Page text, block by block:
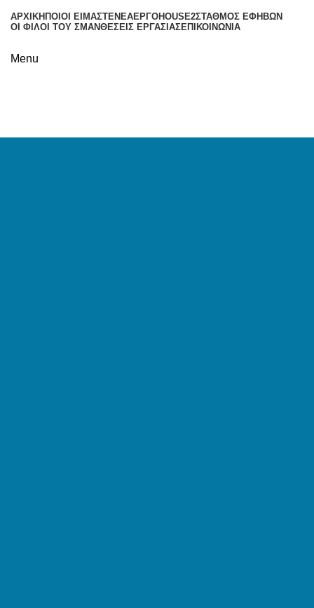
ΑΡΧΙΚΉ ΠΟΙΟΙ ΕΊΜΑΣΤΕΝΈΑΈΡΓΟHOUSE2ΣΤΑΘΜΌΣ ΕΦΉΒΩΝ
ΟΙ ΦΊΛΟΙ ΤΟΥ ΣΜΑΝΘΈΣΕΙΣ ΕΡΓΑΣΊΑΣΕΠΙΚΟΙΝΩΝΊΑ
Menu